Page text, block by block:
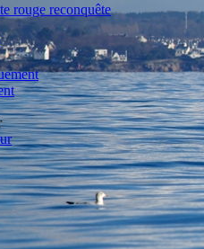
rouge reconquête